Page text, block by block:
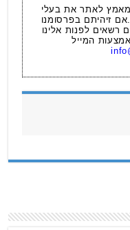
מאמץ לאתר את בעלי
.אם זיהיתם בפרסומנו
רשאים לפנות אלינו
המייל